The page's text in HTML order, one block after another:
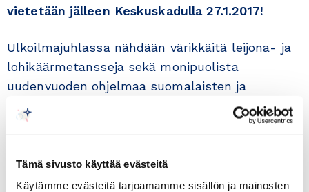
Tämä sivusto käyttää evästeitä
Käytämme evästeitä tarjoamamme sisällön ja mainosten
vietetään jälleen Keskuskadulla 27.1.2017!
Ulkoilmajuhlassa nähdään värikkäitä leijona- ja
lohikäärmetansseja sekä monipuolista
uudenvuoden ohjelmaa suomalaisten ja
kiinalaisten taiteilijaryhmien esittämänä.
Tervetuloa tutkimaan kiinalaisten markkinoiden
herkkuja ruokatorille!